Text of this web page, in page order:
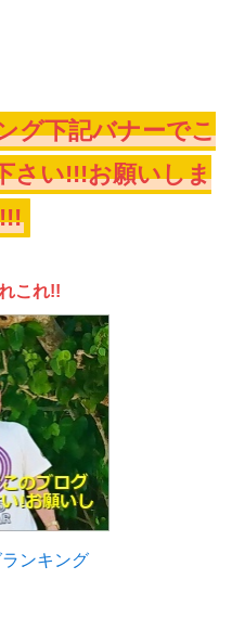
グ下記バナーでこ
さい!!!お願いしま
これ!!
ンキング